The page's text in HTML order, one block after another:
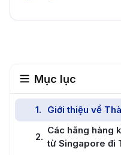
Mục lục
1. Giới thiệu về
2.
Các hãng hàng
từ Singapore đi